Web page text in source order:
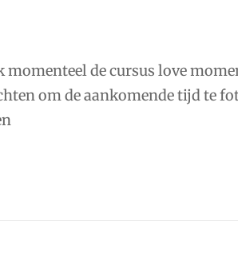
de cursus love
om de aankomende tijd te